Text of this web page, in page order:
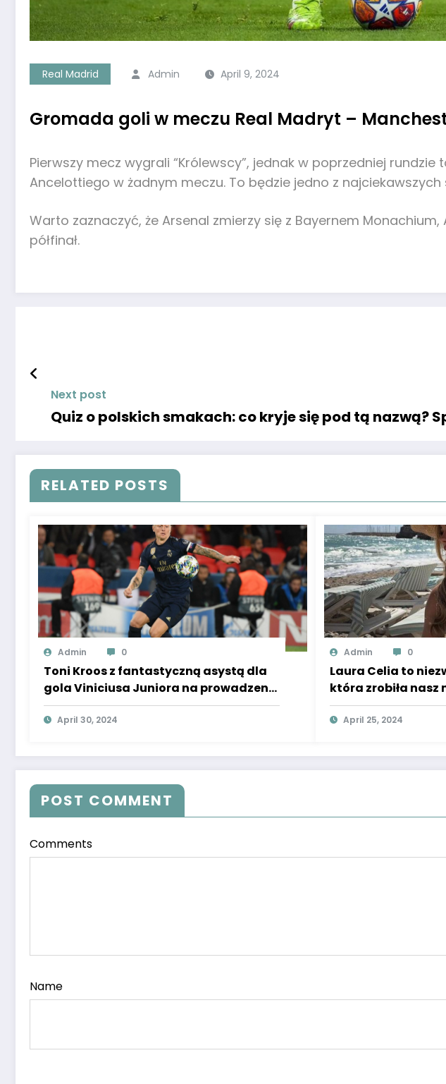
Real Madrid Admin April 9, 2024
Gromada goli w meczu Real Madryt –
Pierwszy mecz wygrali “Królewscy”, jednak w poprzedniej
Ancelottiego w żadnym meczu. To będzie jedno z
Warto zaznaczyć, że Arsenal zmierzy się z Bayernem
półfinał.
Next post
Quiz o polskich smakach: co kryje się pod tą nazwą?
RELATED POSTS
Admin 0
Toni Kroos z fantastyczną asystą dla
gola Viniciusa Juniora na prowadzeniu
z Bayernem!
April 30, 2024
Admin 0
Laura Celia to
która zrobiła
przez nową
Bellinghama!
April 25, 2024
POST COMMENT
Comments
Name